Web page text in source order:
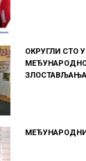
ОКРУГЛИ СТО